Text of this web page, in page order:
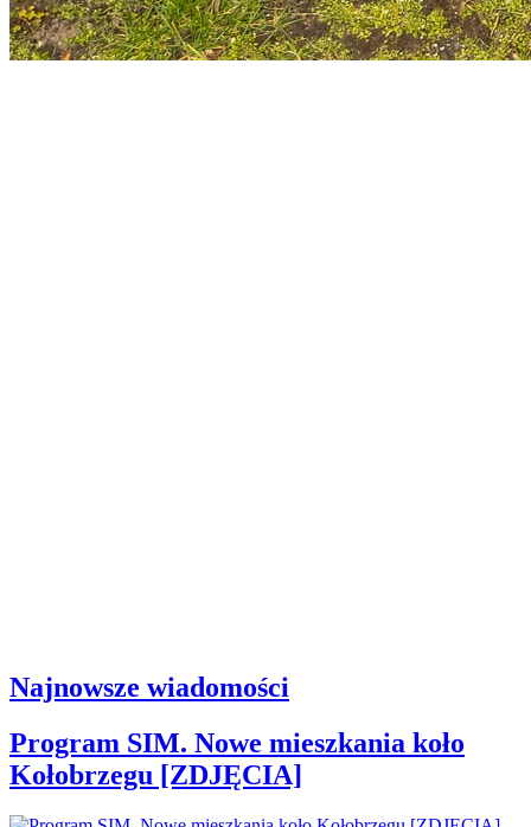
Najnowsze wiadomości
Program SIM. Nowe mieszkania koło
Kołobrzegu [ZDJĘCIA]